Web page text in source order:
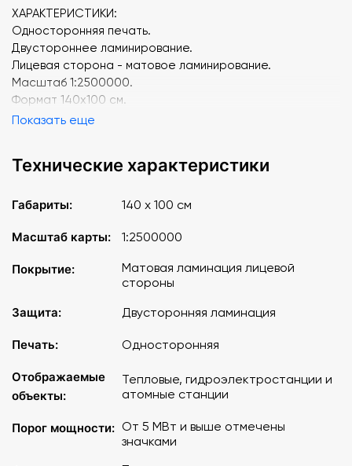
ХАРАКТЕРИСТИКИ:
Односторонняя печать.
Двустороннее ламинирование.
Лицевая сторона - матовое ламинирование.
Масштаб 1:2500000.
Формат 140х100 см.
Показать еще
Технические характеристики
Габариты: 140 х 100 см
Масштаб карты: 1:2500000
Покрытие:
Матовая ламинация лицевой
стороны
Защита:
Двусторонняя ламинация
Печать: Односторонняя
Отображаемые
объекты:
Тепловые, гидроэлектростанции и
атомные станции
Порог мощности: От 5 МВт и выше отмечены
значками